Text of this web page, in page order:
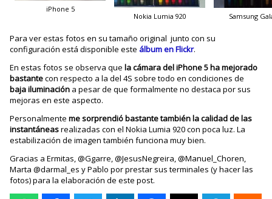
iPhone 5
Nokia Lumia 920
Samsung
Para ver estas fotos en su tamaño original junto con su
configuración está disponible este álbum en Flickr.
En estas fotos se observa quela cámara del iPhone 5 ha mejorado
bastantecon respecto a la del 4S sobre todo en condiciones de
baja iluminación a pesar de que formalmente no destaca por sus
mejoras en este aspecto.
Personalmenteme sorprendió bastante también la calidad de las
instantáneasrealizadas con el Nokia Lumia 920 con poca luz. La
estabilización de imagen también funciona muy bien.
Gracias a Ermitas, @Ggarre, @JesusNegreira, @Manuel_Choren,
Marta @darmal_es y Pablo por prestar sus terminales (y hacer las
fotos) para la elaboración de este post.